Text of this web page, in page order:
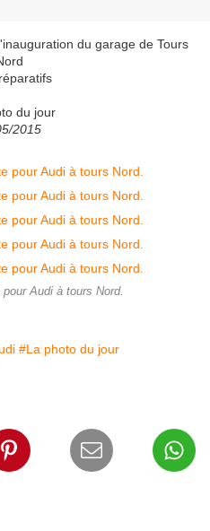
du garage de Tours
du jour
2015
Audi à tours Nord.
#La photo du jour